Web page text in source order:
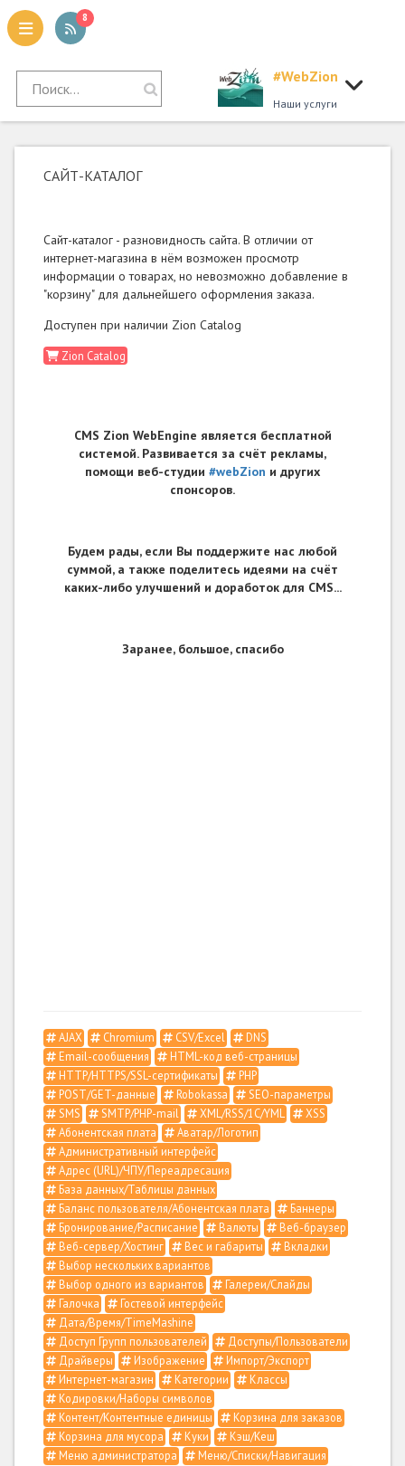
8
#WebZion
Наши услуги
САЙТ-КАТАЛОГ
Сайт-каталог - разновидность сайта. В отличии от
интернет-магазина в нём возможен просмотр
информации о товарах, но невозможно добавление в
"корзину" для дальнейшего оформления заказа.
Доступен при наличии Zion Catalog
Zion Catalog
CMS Zion WebEngine является бесплатной
системой. Развивается за счёт рекламы,
помощи веб-студии #webZion и других
спонсоров.
Будем рады, если Вы поддержите нас любой
суммой, а также поделитесь идеями на счёт
каких-либо улучшений и доработок для CMS...
Заранее, большое, спасибо
AJAX Chromium CSV/Excel
DNS
Email-сообщения
HTML-код веб-страницы
HTTP/HTTPS/SSL-сертификаты
PHP
POST/GET-данные
Robokassa
SEO-параметры
SMS
SMTP/PHP-mail XML/RSS/1С/YML
XSS
Абонентская плата
Аватар/Логотип
Административный интерфейс
Адрес (URL)/ЧПУ/Переадресация
База данных/Таблицы данных
Баланс пользователя/Абонентская плата
Баннеры
Бронирование/Расписание
Валюты
Веб-браузер
Веб-сервер/Хостинг
Вес и габариты
Вкладки
Выбор нескольких вариантов
Выбор одного из вариантов
Галереи/Слайды
Галочка
Гостевой интерфейс
Дата/Время/TimeMashine
Доступ Групп пользователей
Доступы/Пользователи
Драйверы
Изображение
Импорт/Экспорт
Интернет-магазин
Категории
Классы
Кодировки/Наборы символов
Контент/Контентные единицы
Корзина для заказов
Корзина для мусора
Куки
Кэш/Кеш
Меню администратора
Меню/Списки/Навигация